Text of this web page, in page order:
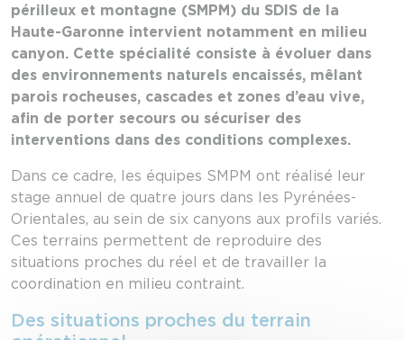
périlleux et montagne (SMPM) du SDIS de la
Haute-Garonne intervient notamment en milieu
canyon. Cette spécialité consiste à évoluer dans
des environnements naturels encaissés, mêlant
parois rocheuses, cascades et zones d’eau vive,
afin de porter secours ou sécuriser des
interventions dans des conditions complexes.
Dans ce cadre, les équipes SMPM ont réalisé leur
stage annuel de quatre jours dans les Pyrénées-
Orientales, au sein de six canyons aux profils variés.
Ces terrains permettent de reproduire des
situations proches du réel et de travailler la
coordination en milieu contraint.
Des situations proches du terrain